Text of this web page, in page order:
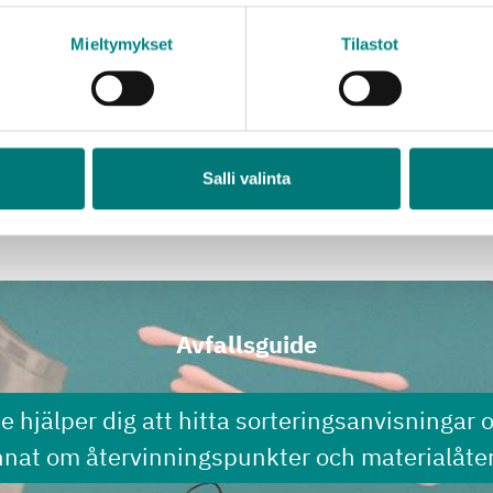
Mieltymykset Tilastot
Salli valinta
värme- samt möjligen elproduktion. Genom
i energiproduktionen.
Avfallsguide
hjälper dig att hitta sorteringsanvisningar
om återvinningspunkter och